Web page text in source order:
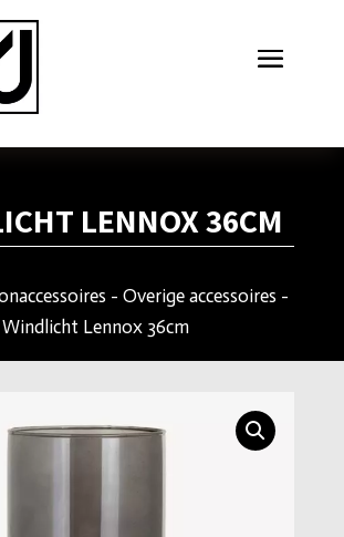
LENNOX 36CM
- Overige accessoires-
Windlicht Lennox 36cm